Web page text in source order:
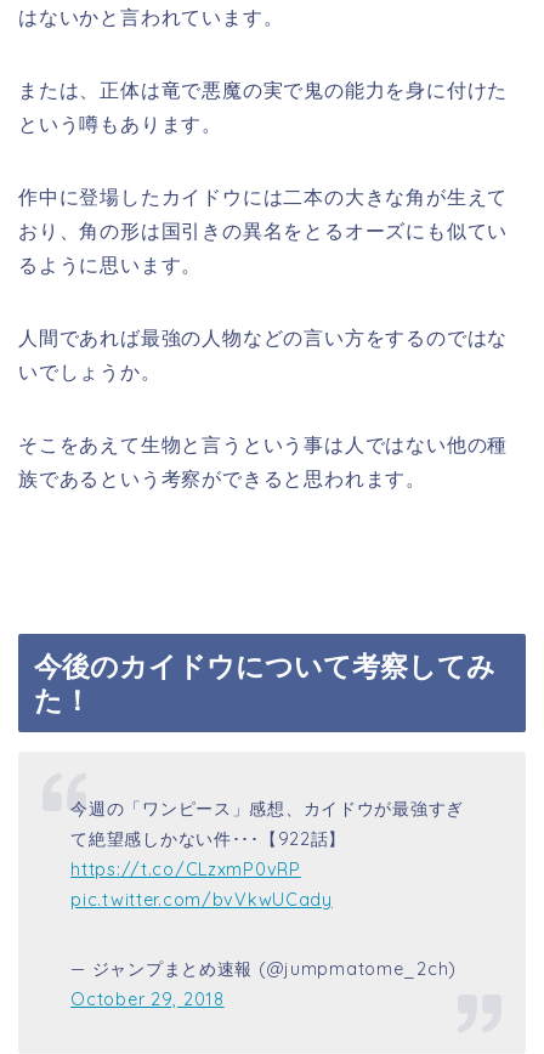
はないかと言われています。
または、正体は竜で悪魔の実で鬼の能力を身に付けた
という噂もあります。
作中に登場したカイドウには二本の大きな角が生えて
おり、角の形は国引きの異名をとるオーズにも似てい
るように思います。
人間であれば最強の人物などの言い方をするのではな
いでしょうか。
そこをあえて生物と言うという事は人ではない他の種
族であるという考察ができると思われます。
今後のカイドウについて考察してみ
た！
今週の「ワンピース」感想、カイドウが最強すぎ
て絶望感しかない件･･･【922話】
https://t.co/CLzxmP0vRP
pic.twitter.com/bvVkwUCady
— ジャンプまとめ速報 (@jumpmatome_2ch)
October 29, 2018